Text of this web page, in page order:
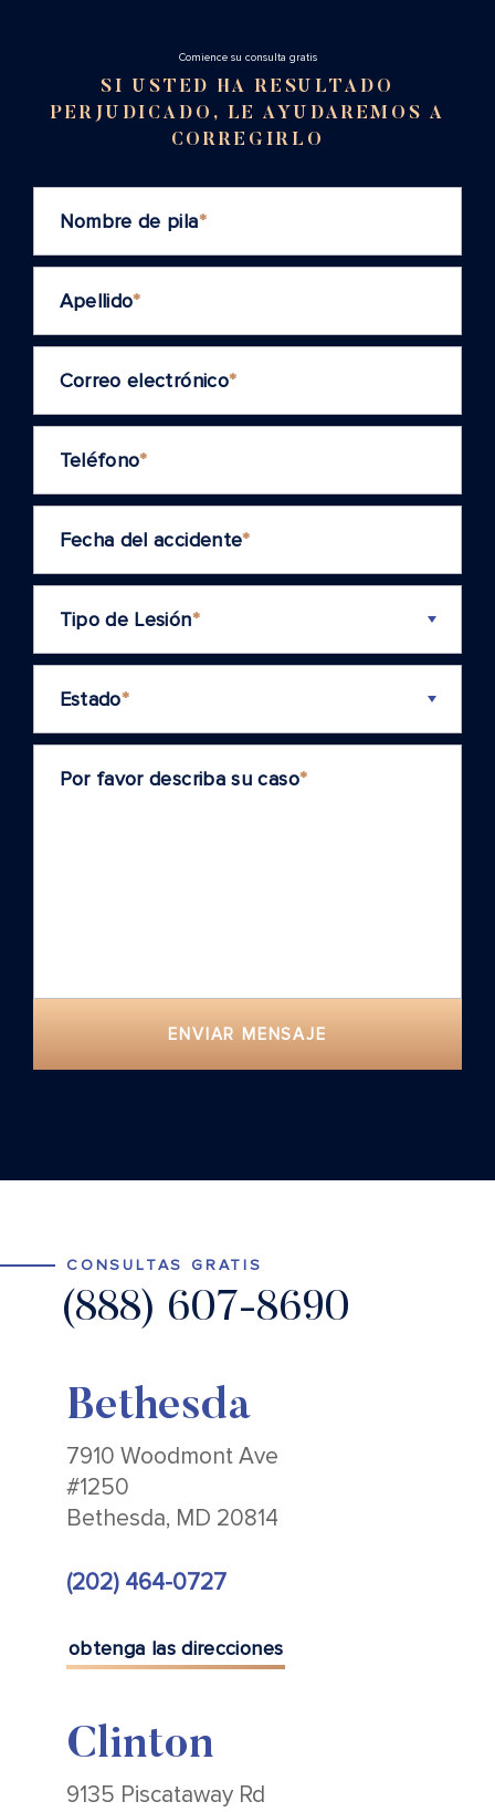
Cоmience su consulta gratis
SI USTED HA RESULTADO
PERJUDICADO, LE AYUDAREMOS A
CORREGIRLO
Nombre de pila*
Apellido*
Correo electrónico*
Teléfono*
Fecha del accidente*
Tipo de Lesión*
Estado*
Por favor describa su caso*
ENVIAR MENSAJE
CONSULTAS GRATIS
(888) 607-8690
Bethesda
7910 Woodmont Ave
#1250
Bethesda, MD 20814
(202) 464-0727
obtenga las direcciones
Clinton
9135 Piscataway Rd